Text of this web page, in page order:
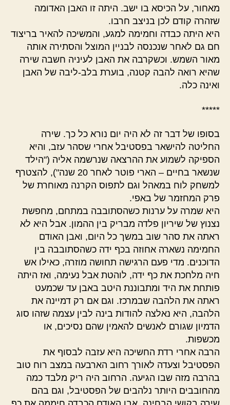
מאחור, על הכיסא בו ישב. היתה זו האבן האדומה
שזהרה קודם לכן בניצב חרבו.
היא היתה כבדה וחמימה למגע, והמשיכה להאיר בריצוד
חם גם לאחר שנכנסה לבניין המוצל והסתירה אותה
מאור השמש. וכשקרבה את האבן לעיניה חשבה שירה
שהיא רואה להבה קטנה, בוערת בלב-ליבה של האבן
ואינה כלה.
*****
בסופו של דבר זה לא היה יום נורא כל כך. שירה
החליטה להישאר בפסטיבל אחרי שסהר עזב, והיא
הספיקה לשמוע את ההרצאה שנרשמה אליה ("הילד
שנשאר בחיים – הארי פוטר לאחר 20 שנה"), להצטרף
למשחק לוח במאהל וגם לתפוס הקרנה מאוחרת של
פרק המחזמר של באפי.
היא שמרה על ערנות כשהסתובבה במתחם, מחפשת
נצנוץ של שיריון פלדה מבריק בין ההמון. אבל היא לא
ראתה את סהר שוב במשך כל היום, ואבן האודם
החמימה נשארה אחוזה בכף ידה כשהסתובבה בין
הדוכנים. מדי פעם הרגישה תחושה מוזרה, כאילו אש
חיה מלחכת את כף ידה, לוהטת אבל נעימה, ואז היתה
פותחת את היד ומתבוננת היטב באבן עד שכמעט
ראתה את הלהבה שבמרכז. וגם אם רק דמיינה את
הלהבה, היא נאלצה להודות בינה לבין עצמה שזהו סוג
הדמיון שגורם לאנשים להאמין שהם נסיכים, או
מכשפות.
הרבה אחרי רדת החשיכה היא עזבה לבסוף את
הפסטיבל וצעדה לאורך רחוב הארבעה במצב רוח טוב
בהרבה מזה שבו הגיעה. הרחוב היה ריק מלבד כמה
מהחובבים היותר נלהבים של הפסטיבל, וגם בהם